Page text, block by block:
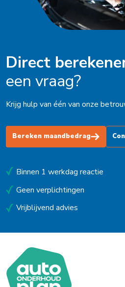
Direct
een vraag?
Krijg hulp van één van onze
Bereken maandbedrag
Binnen 1 werkdag reactie
Geen verplichtingen
Vrijblijvend advies